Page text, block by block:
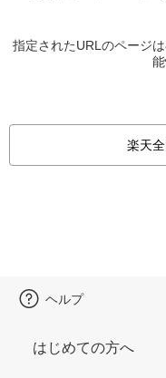
指定されたURLのページ
楽天
ヘルプ
はじめての方へ